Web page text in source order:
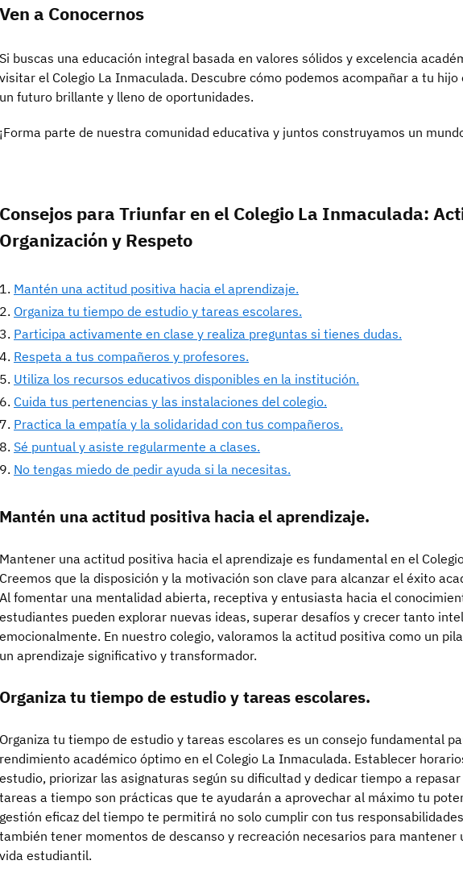
Ven a Conocernos
Si buscas una educación integral basada en valores sólidos y excelencia
visitar el Colegio La Inmaculada. Descubre cómo podemos acompañar a tu hijo
un futuro brillante y lleno de oportunidades.
¡Forma parte de nuestra comunidad educativa y juntos construyamos un
Consejos para Triunfar en el Colegio La Inmaculada:
Organización y Respeto
Mantén una actitud positiva hacia el aprendizaje.
Organiza tu tiempo de estudio y tareas escolares.
Participa activamente en clase y realiza preguntas si tienes dudas.
Respeta a tus compañeros y profesores.
Utiliza los recursos educativos disponibles en la institución.
Cuida tus pertenencias y las instalaciones del colegio.
Practica la empatía y la solidaridad con tus compañeros.
Sé puntual y asiste regularmente a clases.
No tengas miedo de pedir ayuda si la necesitas.
Mantén una actitud positiva hacia el aprendizaje.
Mantener una actitud positiva hacia el aprendizaje es fundamental en el
Creemos que la disposición y la motivación son clave para alcanzar el éxito
Al fomentar una mentalidad abierta, receptiva y entusiasta hacia el
estudiantes pueden explorar nuevas ideas, superar desafíos y crecer tanto
emocionalmente. En nuestro colegio, valoramos la actitud positiva como un
un aprendizaje significativo y transformador.
Organiza tu tiempo de estudio y tareas escolares.
Organiza tu tiempo de estudio y tareas escolares es un consejo fundamental
rendimiento académico óptimo en el Colegio La Inmaculada. Establecer
estudio, priorizar las asignaturas según su dificultad y dedicar tiempo a
tareas a tiempo son prácticas que te ayudarán a aprovechar al máximo tu
gestión eficaz del tiempo te permitirá no solo cumplir con tus
también tener momentos de descanso y recreación necesarios para mantener
vida estudiantil.